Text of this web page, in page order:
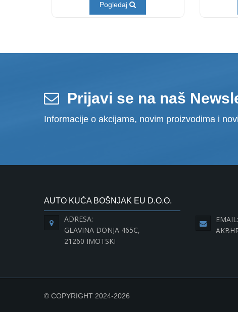
Pogledaj
Prijavi se na naš
Informacije o akcijama, novim proizvodima i
AUTO KUĆA BOŠNJAK EU D.O.O.
ADRESA:
GLAVINA DONJA 465C,
21260 IMOTSKI
EMAIL:
© COPYRIGHT 2024-2026